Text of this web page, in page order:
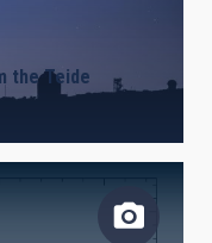
ORDER
the Teide